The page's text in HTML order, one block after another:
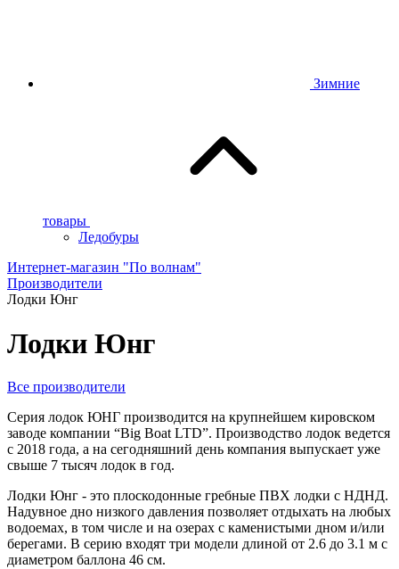
Зимние
товары
Ледобуры
Интернет-магазин "По волнам"
Производители
Лодки Юнг
Лодки Юнг
Все производители
Серия лодок ЮНГ производится на крупнейшем кировском
заводе компании “Big Boat LTD”. Производство лодок ведется
с 2018 года, а на сегодняшний день компания выпускает уже
свыше 7 тысяч лодок в год.
Лодки Юнг - это плоскодонные гребные ПВХ лодки с НДНД.
Надувное дно низкого давления позволяет отдыхать на любых
водоемах, в том числе и на озерах с каменистыми дном и/или
берегами. В серию входят три модели длиной от 2.6 до 3.1 м с
диаметром баллона 46 см.